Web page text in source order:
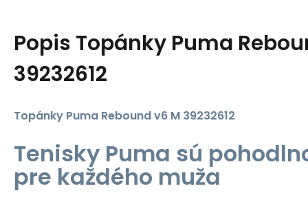
Popis Topánky Puma
39232612
Topánky Puma Rebound v6 M 39232612
Tenisky Puma sú
pre každého muža